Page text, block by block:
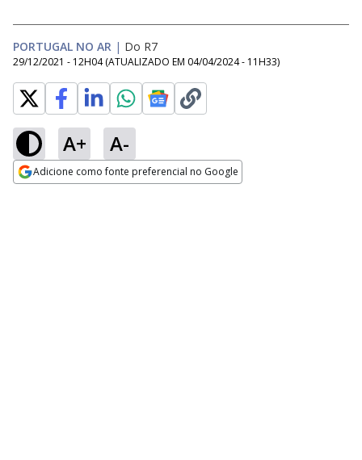
PORTUGAL NO AR | Do R7
29/12/2021 - 12H04 (ATUALIZADO EM 04/04/2024 - 11H33)
A+ A-
Adicione como fonte preferencial no Google